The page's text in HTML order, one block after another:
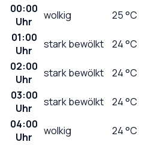
00:00
Uhr
wolkig 25°C
01:00
Uhr
stark bewölkt 24°C
02:00
Uhr
stark bewölkt 24°C
03:00
Uhr
stark bewölkt 24°C
04:00
Uhr
wolkig 24°C